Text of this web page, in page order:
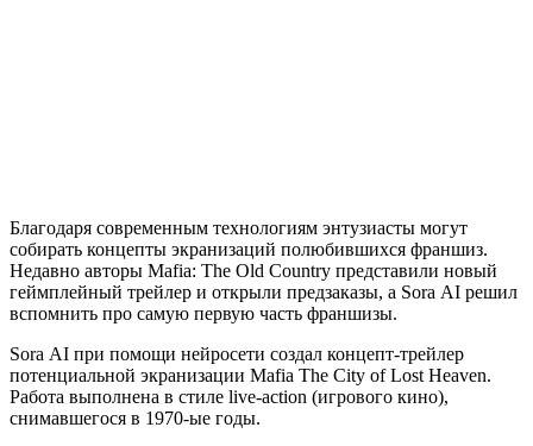
Благодаря современным технологиям энтузиасты могут
собирать концепты экранизаций полюбившихся франшиз.
Недавно авторы Mafia: The Old Country представили новый
геймплейный трейлер и открыли предзаказы, а Sora AI решил
вспомнить про самую первую часть франшизы.
Sora AI при помощи нейросети создал концепт-трейлер
потенциальной экранизации Mafia The City of Lost Heaven.
Работа выполнена в стиле live-action (игрового кино),
снимавшегося в 1970-ые годы.